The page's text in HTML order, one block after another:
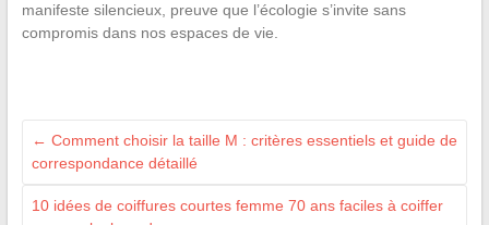
manifeste silencieux, preuve que l’écologie s’invite sans
compromis dans nos espaces de vie.
← Comment choisir la taille M : critères essentiels et guide de
correspondance détaillé
10 idées de coiffures courtes femme 70 ans faciles à coiffer